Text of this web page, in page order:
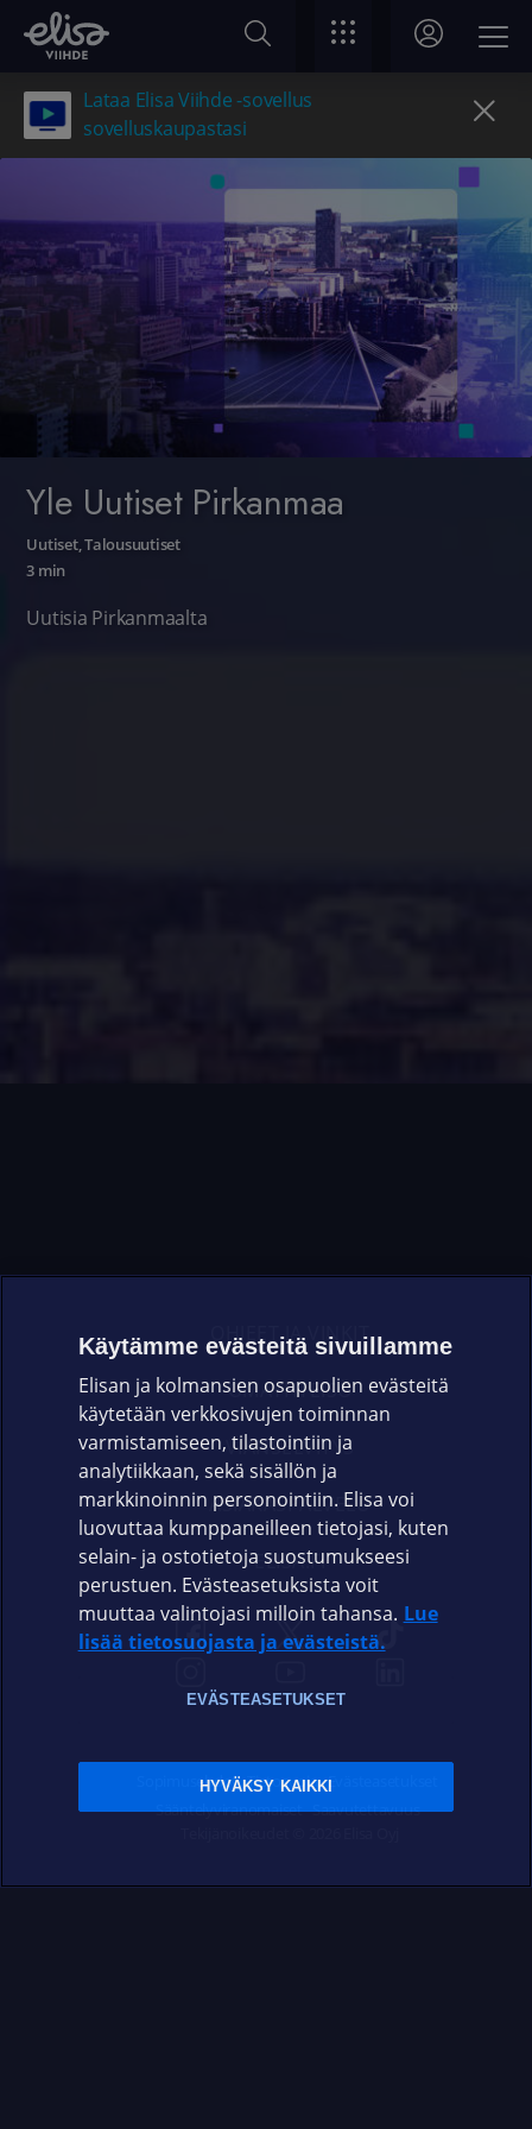
Lataa Elisa Viihde -sovellus
sovelluskaupastasi
Yle Uutiset Pirkanmaa
Uutiset,Talousuutiset
3 min
Uutisia Pirkanmaalta
OHJEET JA VINKIT
OMAYHTEISÖ
VIANSELVITYS
ASIAKASPALVELU
ELISA.FI
Sopimusehdot Tietosuoja Evästeasetukset
Sääntelyviranomaiset Saavutettavuus
Käytämme evästeitä sivuillamme
Elisan ja kolmansien osapuolien evästeitä
käytetään verkkosivujen toiminnan
varmistamiseen, tilastointiin ja
analytiikkaan, sekä sisällön ja
markkinoinnin personointiin. Elisa voi
luovuttaa kumppaneilleen tietojasi, kuten
selain- ja ostotietoja suostumukseesi
perustuen. Evästeasetuksista voit
muuttaa valintojasi milloin tahansa. Lue
lisää tietosuojasta ja evästeistä.
EVÄSTEASETUKSET
HYVÄKSY KAIKKI